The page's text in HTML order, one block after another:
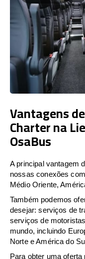
Vantagens
Charter na
OsaBus
A principal vantagem
nossas conexões
Médio Oriente,
Também podemos
desejar: serviços de
serviços de
mundo, incluindo
Norte e América do
Para obter uma